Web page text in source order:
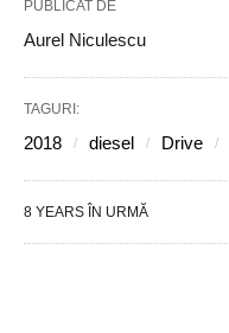
PUBLICAT DE
Aurel Niculescu
TAGURI:
2018 diesel Drive
8 YEARS ÎN URMĂ